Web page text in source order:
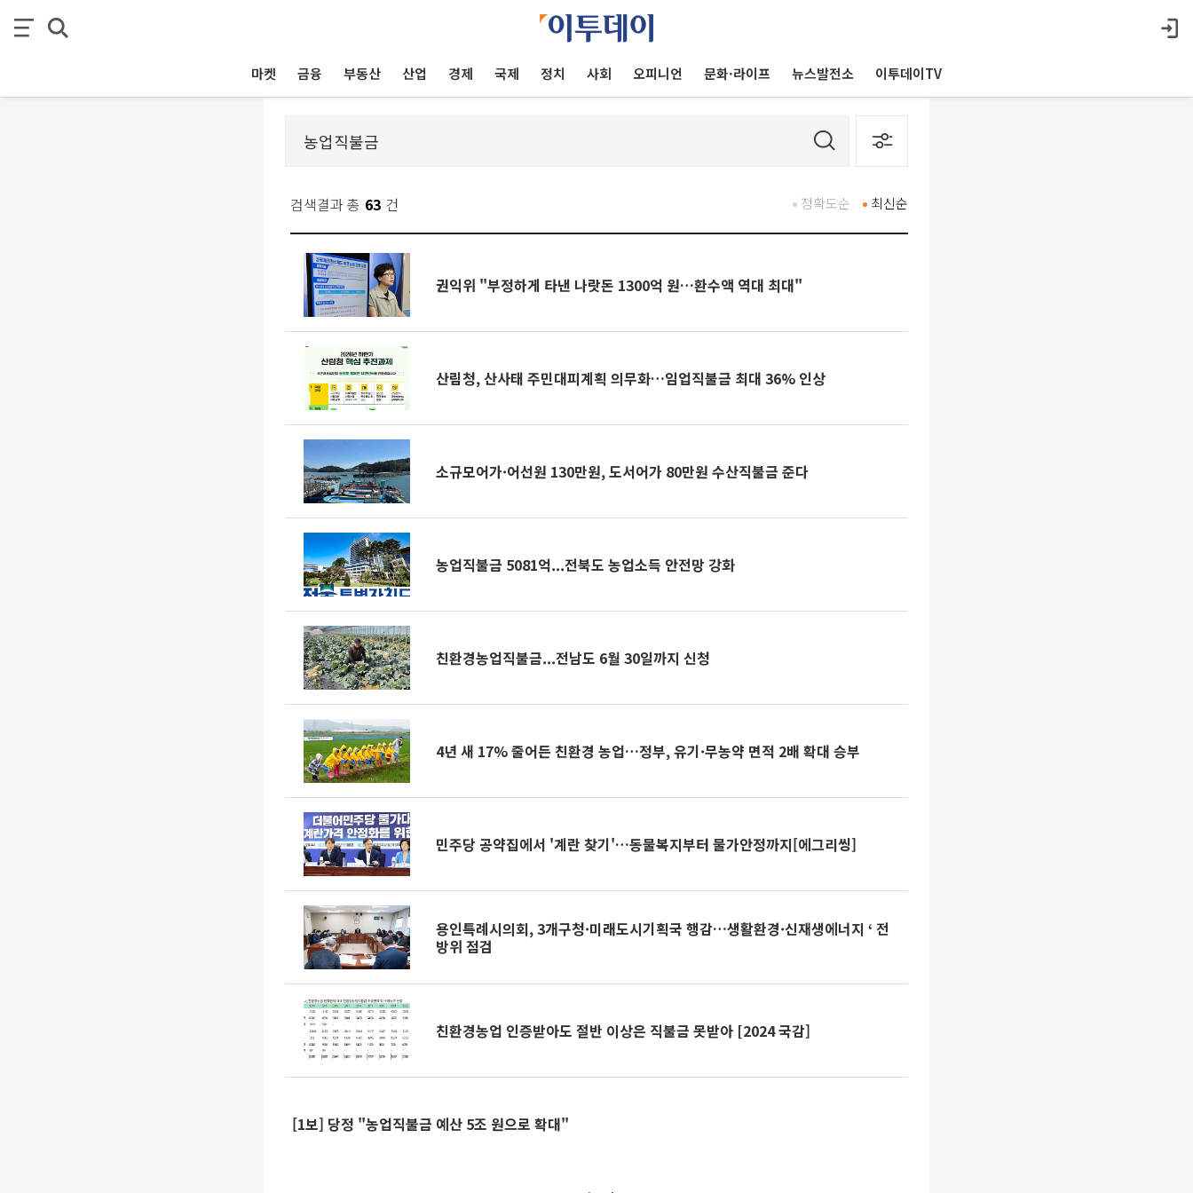
마켓 금융 부동산 산업 경제 국제 정치 사회 오피니언 문화·라이프 뉴스발전소 이투데이TV
검색결과 총 63 건 최신순
정확도순
권익위 "부정하게 타낸 나랏돈 1300억 원…환수액 역대 최대"
산림청, 산사태 주민대피계획 의무화…임업직불금 최대 36% 인상
소규모어가·어선원 130만원, 도서어가 80만원 수산직불금 준다
농업직불금 5081억...전북도 농업소득 안전망 강화
친환경농업직불금...전남도 6월 30일까지 신청
4년 새 17% 줄어든 친환경 농업…정부, 유기·무농약 면적 2배 확대 승부
민주당 공약집에서 '계란 찾기'…동물복지부터 물가안정까지[에그리씽]
용인특례시의회, 3개구청·미래도시기획국 행감…생활환경·신재생에너지 ‘ 전
방위 점검
친환경농업 인증받아도 절반 이상은 직불금 못받아 [2024 국감]
[1보] 당정 "농업직불금 예산 5조 원으로 확대"